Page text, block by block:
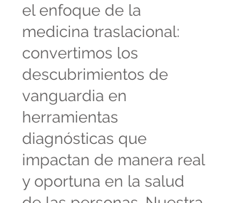
el enfoque de la
medicina traslacional:
convertimos los
descubrimientos de
vanguardia en
herramientas
diagnósticas que
impactan de manera real
y oportuna en la salud